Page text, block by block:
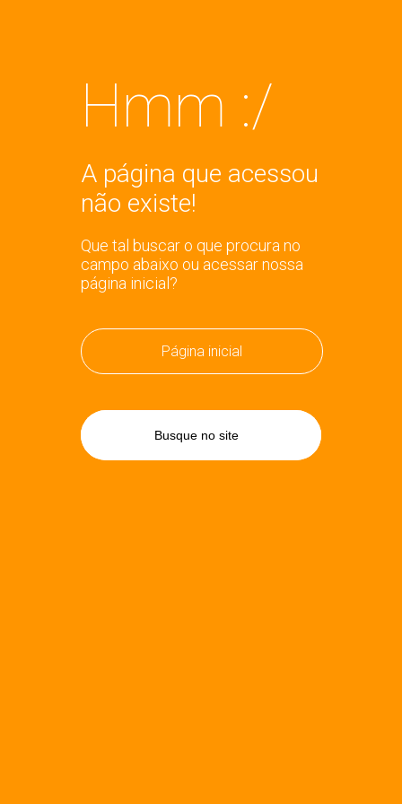
Hmm :/
A página que acessou
não existe!
Que tal buscar o que procura no
campo abaixo ou acessar nossa
página inicial?
Página inicial